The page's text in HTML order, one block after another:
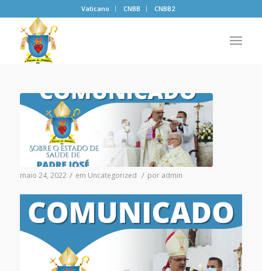
Vaticano CNBB CNBB2
maio 24, 2022 / em Uncategorized / por admin